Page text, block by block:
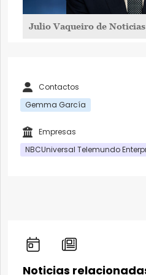
Julio Vaqueiro de
Contactos
Gemma García
Empresas
NBCUniversal Telemundo
Noticias